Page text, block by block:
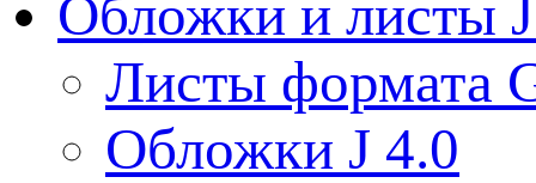
Обложки и листы
Листы формата
Обложки J 4.0